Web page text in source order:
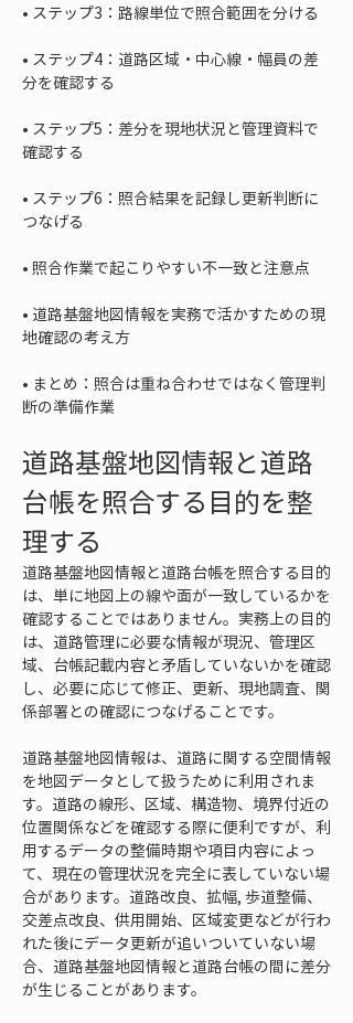
•
• ステップ4：道路区域・中心線・幅員の差
• ステップ5：差分を現地状況と管理資料で
• ステップ6：照合結果を記録し更新判断に
•
• 道路基盤地図情報を実務で活かすための現
• まとめ：照合は重ね合わせではなく管理判
断の準備作業
道路基盤地図情報と道路
台帳を照合する目的を整
理する
道路基盤地図情報と道路台帳を照合する目的
は、単に地図上の線や面が一致しているかを
確認することではありません。実務上の目的
は、道路管理に必要な情報が現況、管理区
域、台帳記載内容と矛盾していないかを確認
し、必要に応じて修正、更新、現地調査、関
係部署との確認につなげることです。
道路基盤地図情報は、道路に関する空間情報
を地図データとして扱うために利用されま
す。道路の線形、区域、構造物、境界付近の
位置関係などを確認する際に便利ですが、利
用するデータの整備時期や項目内容によっ
て、現在の管理状況を完全に表していない場
合があります。道路改良、拡幅, 歩道整備、
交差点改良、供用開始、区域変更などが行わ
れた後にデータ更新が追いついていない場
合、道路基盤地図情報と道路台帳の間に差分
が生じることがあります。